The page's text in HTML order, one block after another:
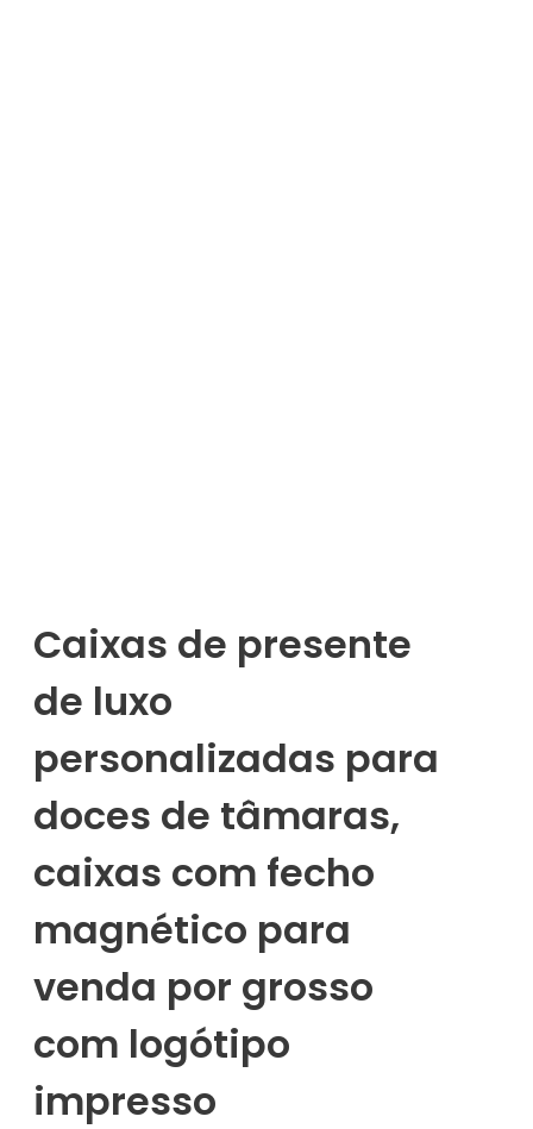
Caixas de presente
de luxo
personalizadas para
doces de tâmaras,
caixas com fecho
magnético para
venda por grosso
com logótipo
impresso